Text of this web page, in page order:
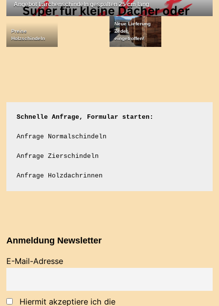
Angebot Lärchenschindeln gespalten 25 cm lang
Preise
Holzschindeln
Neue Lieferung
Zeder
eingetroffen!
Schnelle Anfrage, Formular starten:
Anfrage Normalschindeln
Anfrage Zierschindeln
Anfrage Holzdachrinnen
Anmeldung Newsletter
E-Mail-Adresse
Hiermit akzeptiere ich die